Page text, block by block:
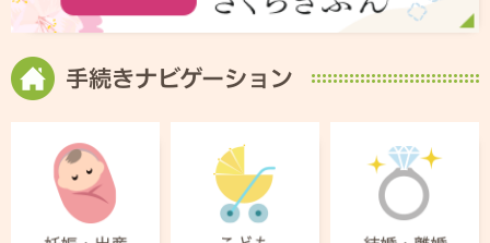
手続きナビゲーション